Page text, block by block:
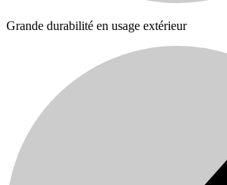
Grande durabilité en usage extérieur